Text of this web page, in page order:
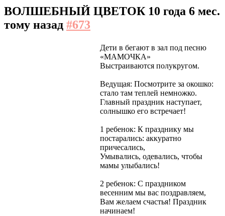
ВОЛШЕБНЫЙ ЦВЕТОК 10 года 6 мес.
тому назад #673
Дети в бегают в зал под песню
«МАМОЧКА»
Выстраиваются полукругом.
Ведущая: Посмотрите за окошко:
стало там теплей немножко.
Главный праздник наступает,
солнышко его встречает!
1 ребенок: К празднику мы
постарались: аккуратно
причесались,
Умывались, одевались, чтобы
мамы улыбались!
2 ребенок: С праздником
весенним мы вас поздравляем,
Вам желаем счастья! Праздник
начинаем!